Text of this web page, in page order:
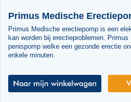
Primus Medische
Primus Medische erectiepomp is een
kan worden bij erectieproblemen.
penispomp welke een gezonde erectie
enkele minuten.